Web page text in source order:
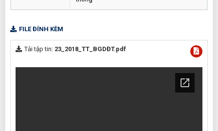
FILE ĐÍNH KÈM
Tải tập tin: 23_2018_TT_BGDĐT.pdf